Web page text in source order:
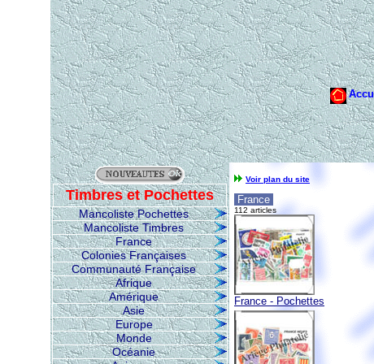
Timbres et Pochettes
Mancoliste Pochettes
Mancoliste Timbres
France
Colonies Françaises
Communauté Française
Afrique
Amérique
Asie
Europe
Monde
Océanie
Voir plan du site
France
112 articles
France - Pochettes